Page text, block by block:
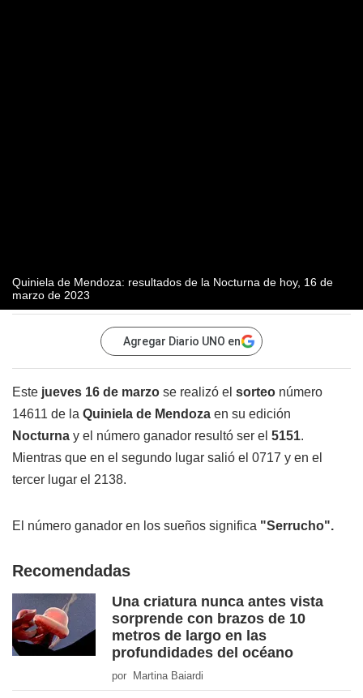
Quiniela de Mendoza: resultados de la Nocturna de hoy, 16 de
marzo de 2023
Agregar Diario UNO en
Este jueves 16 de marzo se realizó el sorteo número
14611 de la Quiniela de Mendoza en su edición
Nocturna y el número ganador resultó ser el 5151.
Mientras que en el segundo lugar salió el 0717 y en el
tercer lugar el 2138.
El número ganador en los sueños significa "Serrucho".
Recomendadas
Una criatura nunca antes vista
sorprende con brazos de 10
metros de largo en las
profundidades del océano
por Martina Baiardi